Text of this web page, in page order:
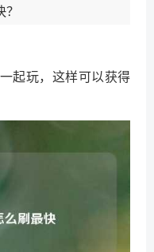
起玩，这样可以获得